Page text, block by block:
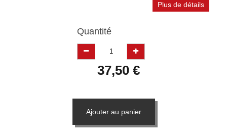
Plus de détails
Quantité
37,50 €
Ajouter au panier